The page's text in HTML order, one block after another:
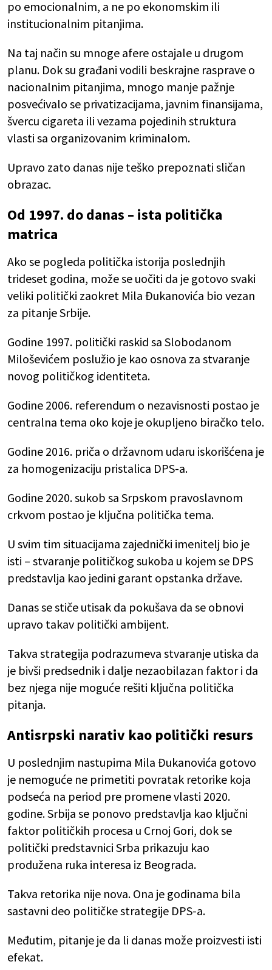
po emocionalnim, a ne po ekonomskim ili
institucionalnim pitanjima.
Na taj način su mnoge afere ostajale u drugom
planu. Dok su građani vodili beskrajne rasprave o
nacionalnim pitanjima, mnogo manje pažnje
posvećivalo se privatizacijama, javnim finansijama,
švercu cigareta ili vezama pojedinih struktura
vlasti sa organizovanim kriminalom.
Upravo zato danas nije teško prepoznati sličan
obrazac.
Od 1997. do danas – ista politička
matrica
Ako se pogleda politička istorija poslednjih
trideset godina, može se uočiti da je gotovo svaki
veliki politički zaokret Mila Đukanovića bio vezan
za pitanje Srbije.
Godine 1997. politički raskid sa Slobodanom
Miloševićem poslužio je kao osnova za stvaranje
novog političkog identiteta.
Godine 2006. referendum o nezavisnosti postao je
centralna tema oko koje je okupljeno biračko telo.
Godine 2016. priča o državnom udaru iskorišćena je
za homogenizaciju pristalica DPS-a.
Godine 2020. sukob sa Srpskom pravoslavnom
crkvom postao je ključna politička tema.
U svim tim situacijama zajednički imenitelj bio je
isti – stvaranje političkog sukoba u kojem se DPS
predstavlja kao jedini garant opstanka države.
Danas se stiče utisak da pokušava da se obnovi
upravo takav politički ambijent.
Takva strategija podrazumeva stvaranje utiska da
je bivši predsednik i dalje nezaobilazan faktor i da
bez njega nije moguće rešiti ključna politička
pitanja.
Antisrpski narativ kao politički resurs
U poslednjim nastupima Mila Đukanovića gotovo
je nemoguće ne primetiti povratak retorike koja
podseća na period pre promene vlasti 2020.
godine. Srbija se ponovo predstavlja kao ključni
faktor političkih procesa u Crnoj Gori, dok se
politički predstavnici Srba prikazuju kao
produžena ruka interesa iz Beograda.
Takva retorika nije nova. Ona je godinama bila
sastavni deo političke strategije DPS-a.
Međutim, pitanje je da li danas može proizvesti isti
efekat.